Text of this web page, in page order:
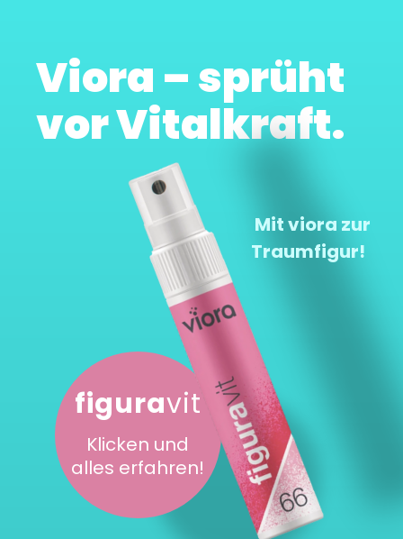
Viora – sprüht
vor Vitalkraft.
figuravit
Klicken und
alles erfahren!
Mit viora zur
Traumfigur!